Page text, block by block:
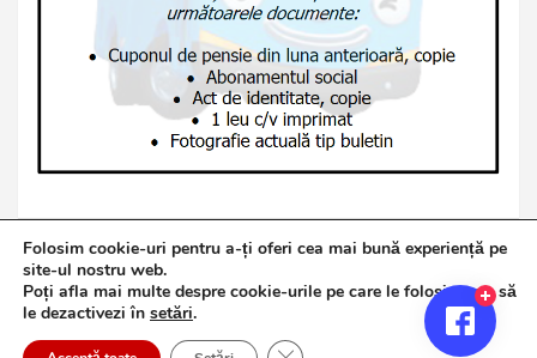
Copyright © 2026Jurnalul de Brăila
Politică de confidențialitate
Theme Horse
Folosim cookie-uri pentru a-ți oferi cea mai bună experiență pe
site-ul nostru web.
Poți afla mai multe despre cookie-urile pe care le folosim sau să
le dezactivezi în setări.
Close GDPR Cookie Banner